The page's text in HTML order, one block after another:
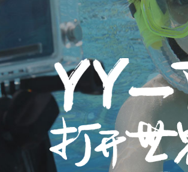
Android（64位）
适合大部分手机设备
Android（32位）